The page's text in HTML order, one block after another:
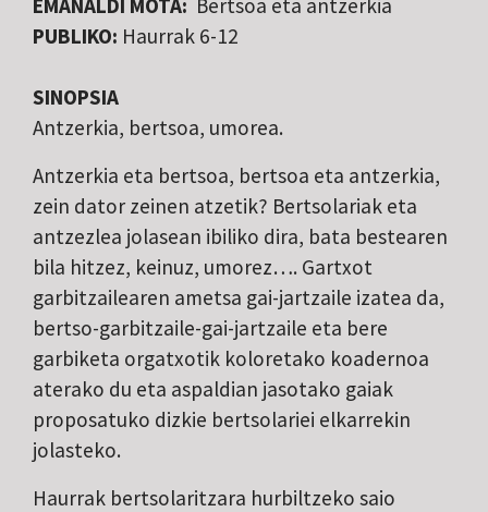
PUBLIKO: Haurrak 6-12
SINOPSIA
Antzerkia, bertsoa, umorea.
Antzerkia eta bertsoa, bertsoa eta antzerkia,
zein dator zeinen atzetik? Bertsolariak eta
antzezlea jolasean ibiliko dira, bata bestearen
bila hitzez, keinuz, umorez…. Gartxot
garbitzailearen ametsa gai-jartzaile izatea da,
bertso-garbitzaile-gai-jartzaile eta bere
garbiketa orgatxotik koloretako koadernoa
aterako du eta aspaldian jasotako gaiak
proposatuko dizkie bertsolariei elkarrekin
jolasteko.
Haurrak bertsolaritzara hurbiltzeko saio